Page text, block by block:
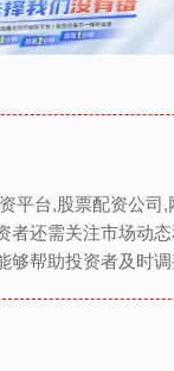
平台,股票配资公司
者还需关注市场动
帮助投资者及时调